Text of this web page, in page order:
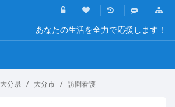
あなたの生活を全力で応援します！
大分県 大分市 訪問看護